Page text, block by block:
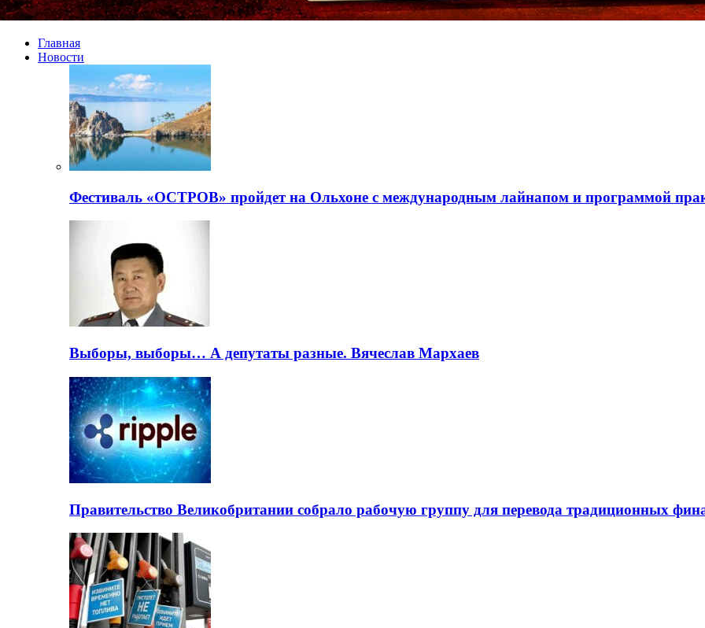
Главная
Новости
Фестиваль «ОСТРОВ» пройдет на Ольхоне с международным лайнапом и программой
Выборы, выборы… А депутаты разные. Вячеслав Мархаев
Правительство Великобритании собрало рабочую группу для перевода традиционных